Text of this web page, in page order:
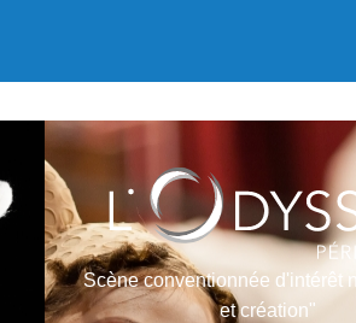
Scène conventionnée d'intérêt
et création"